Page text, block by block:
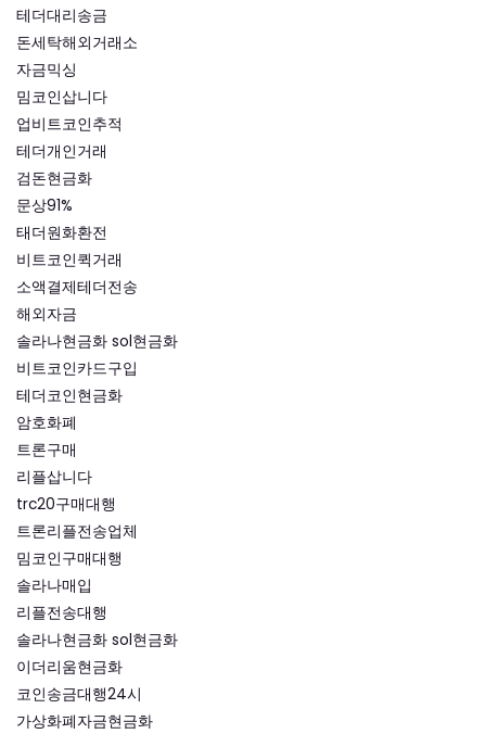
테더대리송금
돈세탁해외거래소
자금믹싱
밈코인삽니다
업비트코인추적
테더개인거래
검돈현금화
문상91%
태더원화환전
비트코인퀵거래
소액결제테더전송
해외자금
솔라나현금화 sol현금화
비트코인카드구입
테더코인현금화
암호화폐
트론구매
리플삽니다
trc20구매대행
트론리플전송업체
밈코인구매대행
솔라나매입
리플전송대행
솔라나현금화 sol현금화
이더리움현금화
코인송금대행24시
가상화폐자금현금화